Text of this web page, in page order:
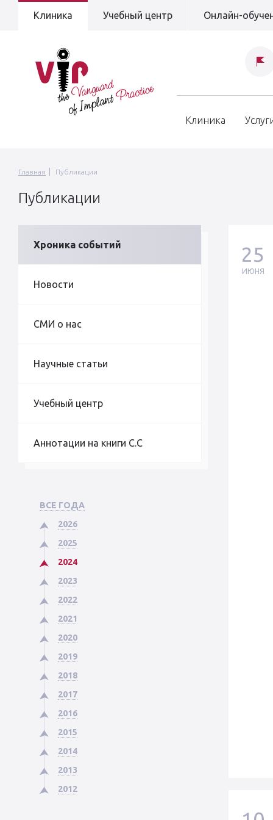
Клиника Учебный центр Онлайн-
Клиника
Главная Публикации
Публикации
Хроника событий
Новости
СМИ о нас
Научные статьи
Учебный центр
Аннотации на книги С.С
ВСЕ ГОДА
2026
2025
2024
2023
2022
2021
2020
2019
2018
2017
2016
2015
2014
2013
2012
25
ИЮНЯ